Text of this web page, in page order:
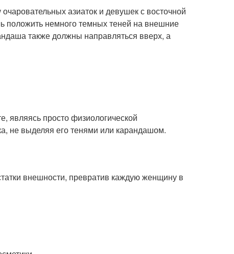
азиаток и девушек с восточной
положить немного темных теней на внешние
также должны направляться вверх, а
являясь просто физиологической
не выделяя его тенями или карандашом.
внешности, превратив каждую женщину в